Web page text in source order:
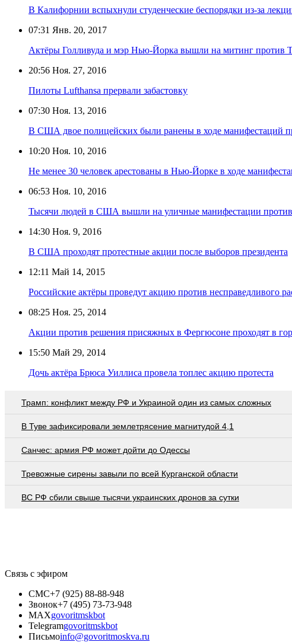
В Калифорнии вспыхнули студенческие беспорядки из-за
07:31 Янв. 20, 2017
Актёры Голливуда и мэр Нью-Йорка вышли на митинг против
20:56 Ноя. 27, 2016
Пилоты Lufthansa прервали забастовку
07:30 Ноя. 13, 2016
В США двое полицейских были ранены в ходе манифестаций
10:20 Ноя. 10, 2016
Не менее 30 человек арестованы в Нью-Йорке в ходе
06:53 Ноя. 10, 2016
Тысячи людей в США вышли на уличные манифестации против
14:30 Ноя. 9, 2016
В США проходят протестные акции после выборов президента
12:11 Май 14, 2015
Российские актёры проведут акцию против несправедливого
08:25 Ноя. 25, 2014
Акции против решения присяжных в Фергюсоне проходят в
15:50 Май 29, 2014
Дочь актёра Брюса Уиллиса провела топлес акцию протеста
Трамп: конфликт между РФ и Украиной один из самых сложных
В Туве зафиксировали землетрясение магнитудой 4,1
Санчес: армия РФ может дойти до Одессы
Тревожные сирены завыли по всей Курганской области
ВС РФ сбили свыше тысячи украинских дронов за сутки
Связь с эфиром
СМС+7 (925) 88-88-948
Звонок+7 (495) 73-73-948
MAXgovoritmskbot
Telegramgovoritmskbot
Письмоinfo@govoritmoskva.ru